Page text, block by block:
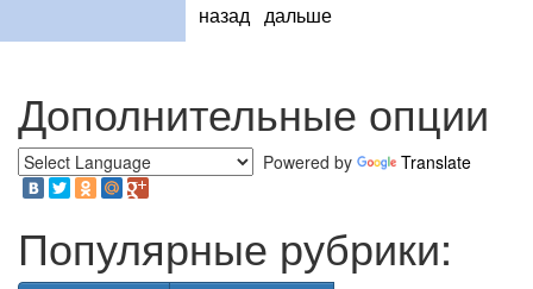
назад дальше
Дополнительные опции
Powered by Translate
Популярные рубрики: